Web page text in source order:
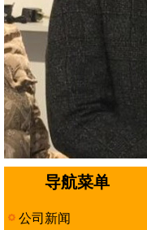
导航菜单
公司新闻